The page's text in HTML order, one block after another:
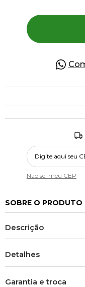
Não sei meu CEP
SOBRE O PRODUTO
Descrição
Detalhes
Garantia e troca